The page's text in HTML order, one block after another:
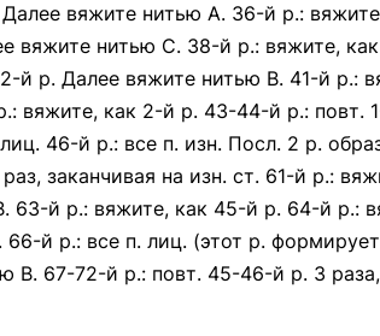
вяжите нитью А. 36-й р.:
вяжите нитью С. 38-й р.: вяжите,
й р. Далее вяжите нитью В. 41-й р.:
вяжите, как 2-й р. 43-44-й р.: повт.
46-й р.: все п. изн. Посл. 2 р.
заканчивая на изн. ст. 61-й р.:
63-й р.: вяжите, как 45-й р. 64-й р.:
й р.: все п. лиц. (этот р.
В. 67-72-й р.: повт. 45-46-й р. 3 раза,